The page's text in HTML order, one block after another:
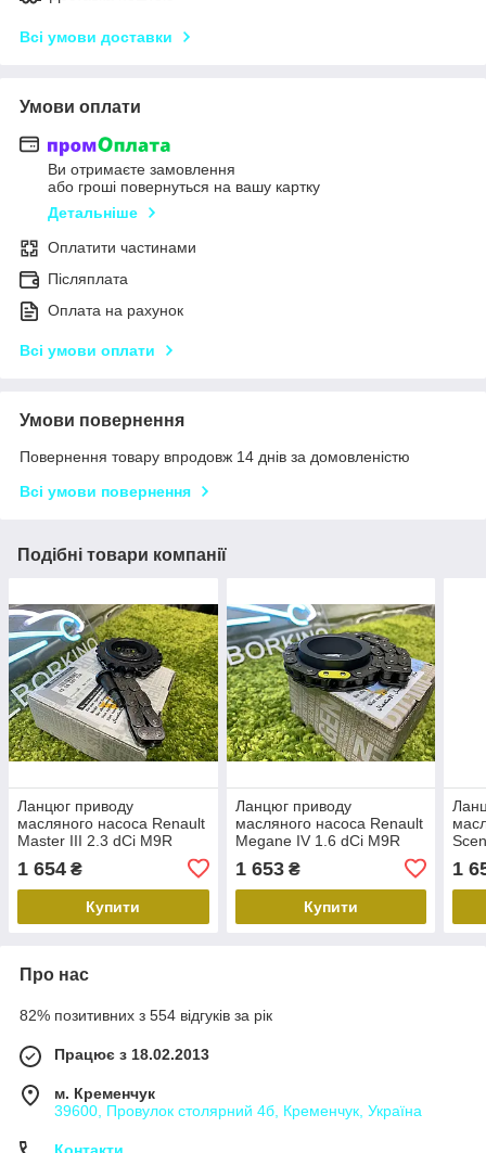
Всі умови доставки
Умови оплати
Ви отримаєте замовлення
або гроші повернуться на вашу картку
Детальніше
Оплатити частинами
Післяплата
Оплата на рахунок
Всі умови оплати
Умови повернення
Повернення товару впродовж 14 днів за домовленістю
Всі умови повернення
Подібні товари компанії
Ланцюг приводу
масляного насоса Renault
Master III 2.3 dCi M9R
Рено Мастер 3
1 654 ₴
Купити
Ланцюг приводу
масляного насоса Renault
Megane IV 1.6 dCi M9R
Рено Меган 4
1 653₴
Купити
1
Про нас
82% позитивних з 554 відгуків за рік
Працює з 18.02.2013
м. Кременчук
39600, Провулок столярний 4б, Кременчук, Україна